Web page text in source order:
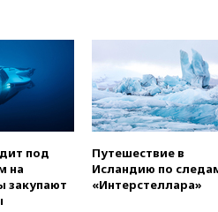
под
на
закупают
Путешествие в
Исландию по
«Интерстеллара»